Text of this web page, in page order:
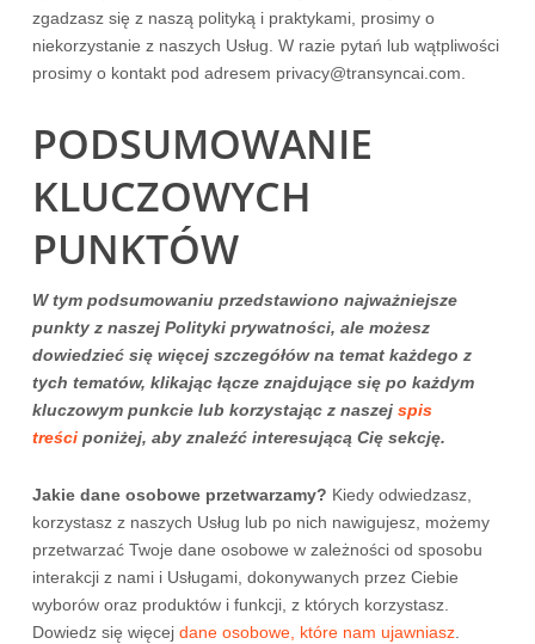
zgadzasz się z naszą polityką i praktykami, prosimy o
niekorzystanie z naszych Usług. W razie pytań lub wątpliwości
prosimy o kontakt pod adresem privacy@transyncai.com.
PODSUMOWANIE
KLUCZOWYCH
PUNKTÓW
W tym podsumowaniu przedstawiono najważniejsze
punkty z naszej Polityki prywatności, ale możesz
dowiedzieć się więcej szczegółów na temat każdego z
tych tematów, klikając łącze znajdujące się po każdym
kluczowym punkcie lub korzystając z naszej spis
treściponiżej, aby znaleźć interesującą Cię sekcję.
Jakie dane osobowe przetwarzamy? Kiedy odwiedzasz,
korzystasz z naszych Usług lub po nich nawigujesz, możemy
przetwarzać Twoje dane osobowe w zależności od sposobu
interakcji z nami i Usługami, dokonywanych przez Ciebie
wyborów oraz produktów i funkcji, z których korzystasz.
Dowiedz się więcej dane osobowe, które nam ujawniasz.